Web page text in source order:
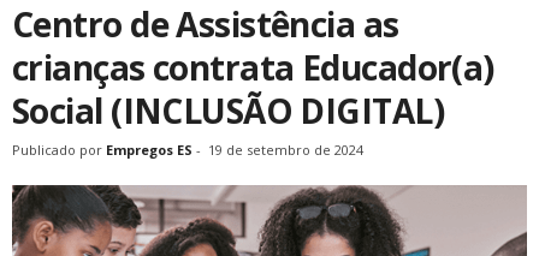
Centro de Assistência as
crianças contrata Educador(a)
Social (INCLUSÃO DIGITAL)
Publicado por Empregos ES - 19 de setembro de 2024